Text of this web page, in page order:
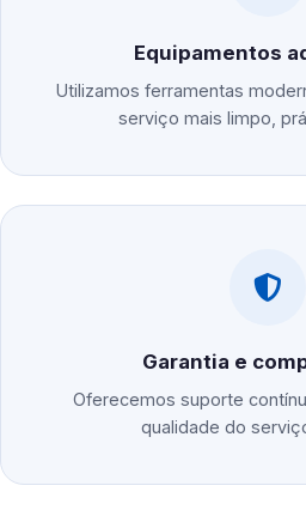
Equipamentos
Utilizamos ferramentas
serviço mais limpo,
Garantia e
Oferecemos suporte
qualidade do